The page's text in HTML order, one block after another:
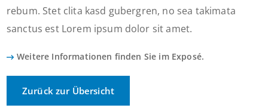
rebum. Stet clita kasd gubergren, no sea takimata
sanctus est Lorem ipsum dolor sit amet.
Weitere Informationen finden Sie im Exposé.
Zurück zur Übersicht